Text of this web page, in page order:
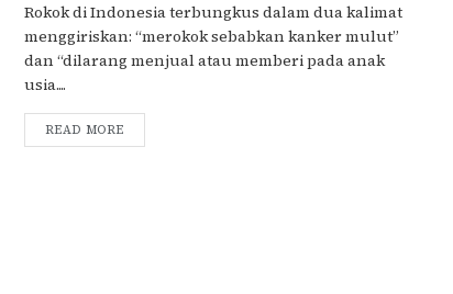
Rokok di Indonesia terbungkus dalam dua kalimat
menggiriskan: “merokok sebabkan kanker mulut”
dan “dilarang menjual atau memberi pada anak
usia....
READ MORE